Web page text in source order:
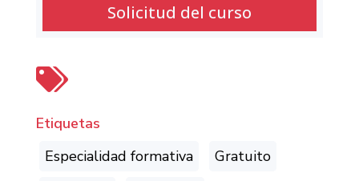

Etiquetas
Especialidad formativa
Gratuito
Solicitud del curso